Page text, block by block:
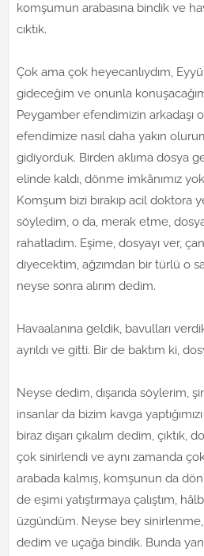
komşumun arabasına bindik ve
cıktık.
Çok ama çok heyecanlıydım,
gideceğim ve onunla
Peygamber efendimizin arkadaşı
efendimize nasıl daha yakın
gidiyorduk. Birden aklıma dosya
elinde kaldı, dönme imkânımız
Komşum bizi bırakıp acil doktora
söyledim, o da, merak etme,
rahatladım. Eşime, dosyayı ver,
diyecektim, ağzımdan bir türlü o
neyse sonra alırım dedim.
Havaalanına geldik, bavulları
ayrıldı ve gitti. Bir de baktım ki,
Neyse dedim, dışarıda söylerim,
insanlar da bizim kavga
biraz dışarı çıkalım dedim,
çok sinirlendi ve aynı zamanda
arabada kalmış, komşunun da
de eşimi yatıştırmaya çalıştım,
üzgündüm. Neyse bey sinirlenme,
dedim ve uçağa bindik. Bunda